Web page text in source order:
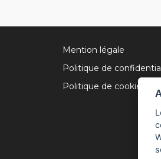
Mention légale
Politique de
Politique de cookies